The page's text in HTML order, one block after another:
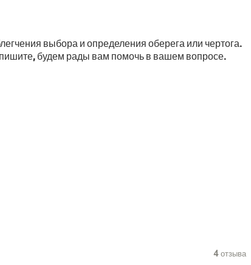
выбора и определения оберега или чертога.
пишите, будем рады вам помочь в вашем вопросе.
4 отзыва